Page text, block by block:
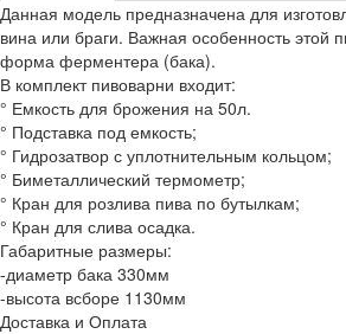
Данная модель предназначена для
вина или браги. Важная особенность этой
форма ферментера (бака).
В комплект пивоварни входит:
° Емкость для брожения на 50л.
° Подставка под емкость;
° Гидрозатвор с уплотнительным кольцом;
° Биметаллический термометр;
° Кран для розлива пива по бутылкам;
° Кран для слива осадка.
Габаритные размеры:
-диаметр бака 330мм
-высота всборе 1130мм
Доставка и Оплата